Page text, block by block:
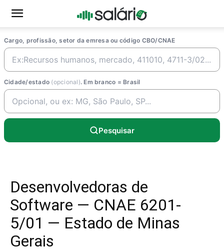
Cargo, profissão, setor da emresa ou código CBO/CNAE
Cidade/estado (opcional). Em branco = Brasil
Pesquisar
Desenvolvedoras de
Software — CNAE 6201-
5/01 — Estado de Minas
Gerais